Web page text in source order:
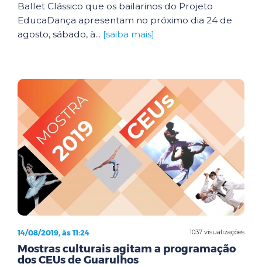
Ballet Clássico que os bailarinos do Projeto
EducaDança apresentam no próximo dia 24 de
agosto, sábado, à... [saiba mais]
1037 visualizações
14/08/2019, às 11:24
Mostras culturais agitam a programação
dos CEUs de Guarulhos